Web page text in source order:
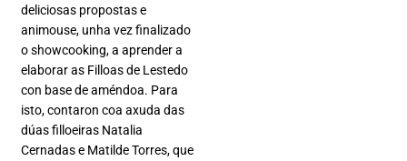
deliciosas propostas e
animouse, unha vez finalizado
o showcooking, a aprender a
elaborar as Filloas de Lestedo
con base de améndoa. Para
isto, contaron coa axuda das
dúas filloeiras Natalia
Cernadas e Matilde Torres, que